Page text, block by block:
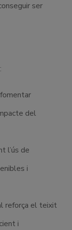
ser
del
l’ús de
i
reforça el teixit
i